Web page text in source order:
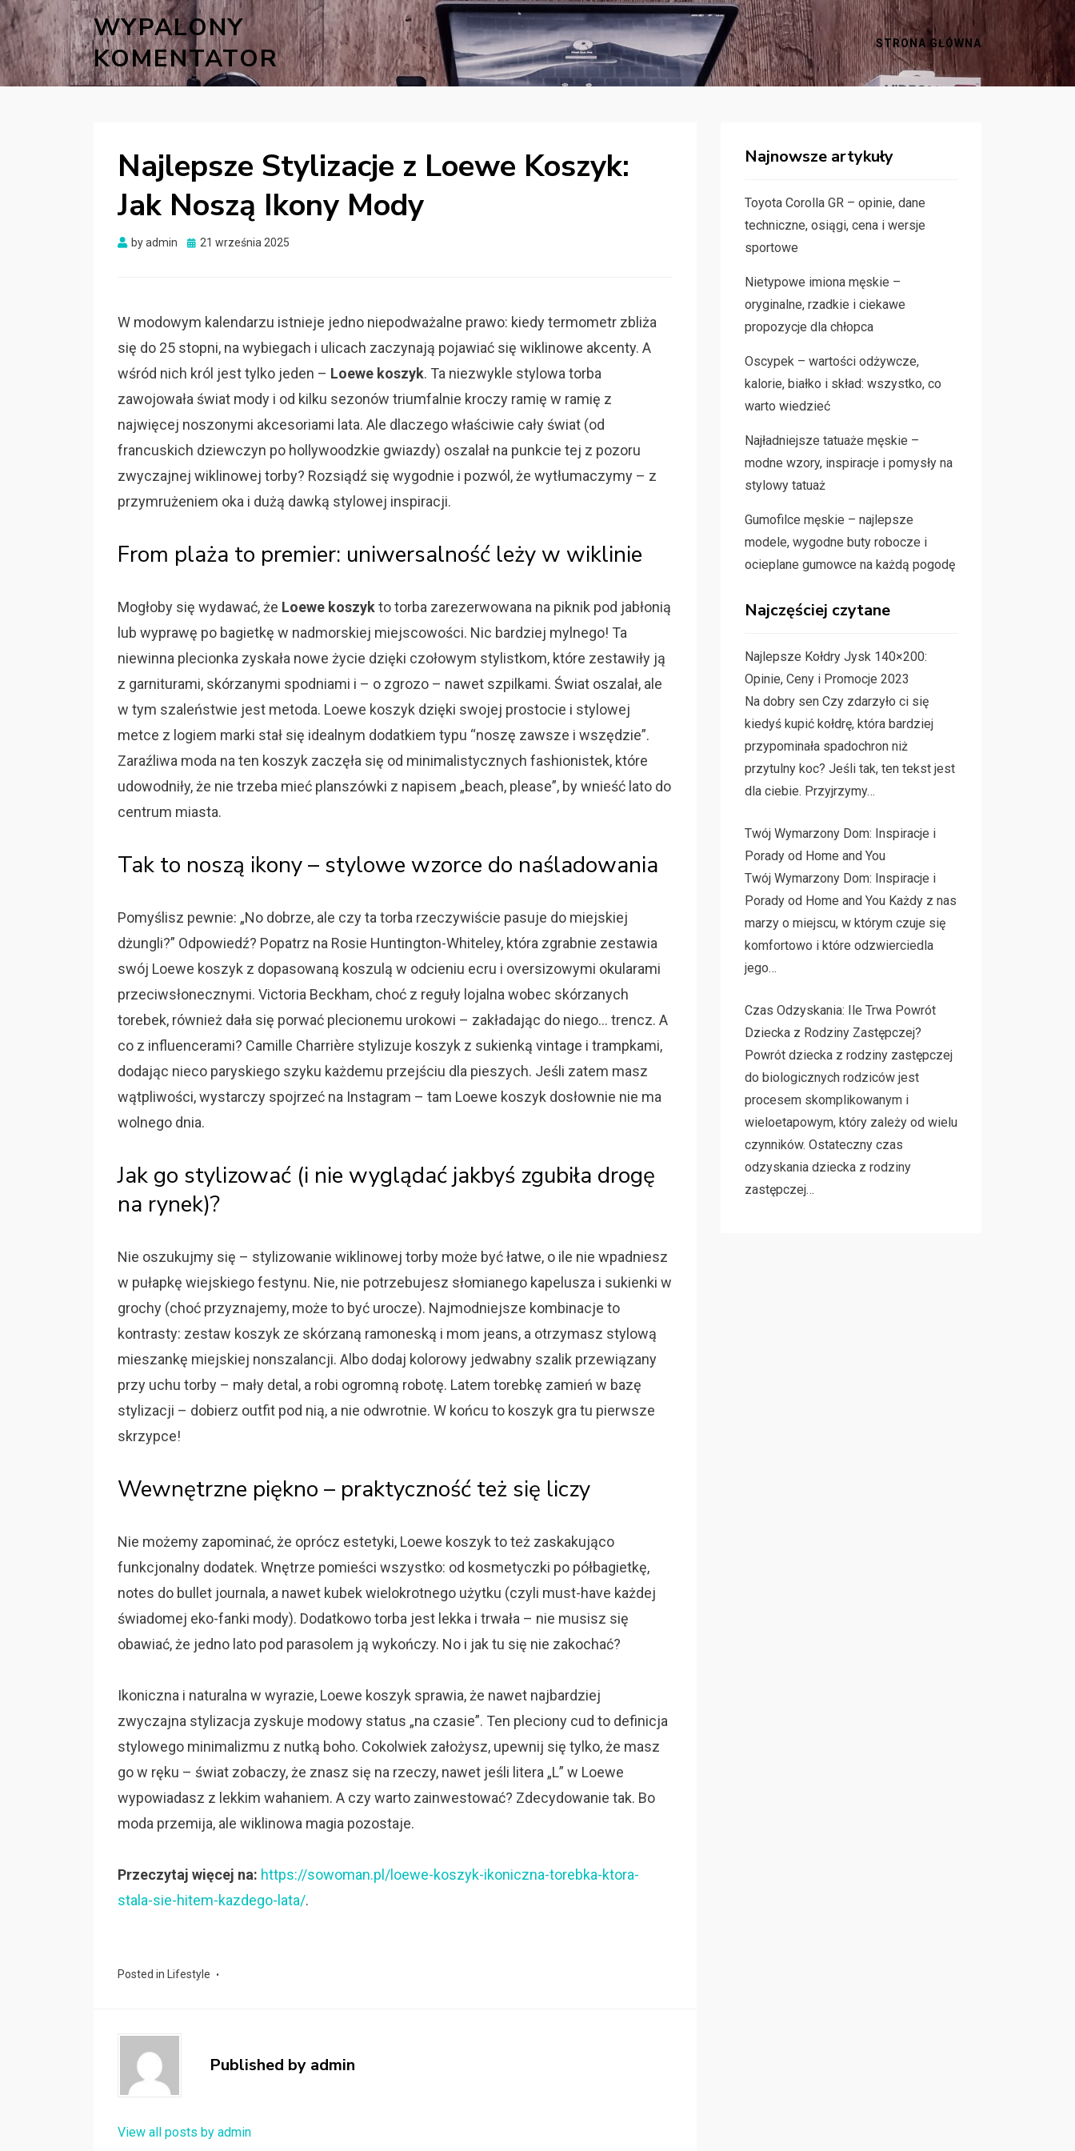
WYPALONY
KOMENTATOR
STRONA GŁÓWNA
Najlepsze Stylizacje z Loewe Koszyk:
Jak Noszą Ikony Mody
byadmin
Posted
21 września 2025
W modowym kalendarzu istnieje jedno niepodważalne prawo: kiedy termometr zbliża
się do 25 stopni, na wybiegach i ulicach zaczynają pojawiać się wiklinowe akcenty. A
wśród nich król jest tylko jeden – Loewe koszyk. Ta niezwykle stylowa torba
zawojowała świat mody i od kilku sezonów triumfalnie kroczy ramię w ramię z
najwięcej noszonymi akcesoriami lata. Ale dlaczego właściwie cały świat (od
francuskich dziewczyn po hollywoodzkie gwiazdy) oszalał na punkcie tej z pozoru
zwyczajnej wiklinowej torby? Rozsiądź się wygodnie i pozwól, że wytłumaczymy – z
przymrużeniem oka i dużą dawką stylowej inspiracji.
From plaża to premier: uniwersalność leży w wiklinie
Mogłoby się wydawać, że Loewe koszykto torba zarezerwowana na piknik pod jabłonią
lub wyprawę po bagietkę w nadmorskiej miejscowości. Nic bardziej mylnego! Ta
niewinna plecionka zyskała nowe życie dzięki czołowym stylistkom, które zestawiły ją
z garniturami, skórzanymi spodniami i – o zgrozo – nawet szpilkami. Świat oszalał, ale
w tym szaleństwie jest metoda. Loewe koszyk dzięki swojej prostocie i stylowej
metce z logiem marki stał się idealnym dodatkiem typu “noszę zawsze i wszędzie”.
Zaraźliwa moda na ten koszyk zaczęła się od minimalistycznych fashionistek, które
udowodniły, że nie trzeba mieć planszówki z napisem „beach, please”, by wnieść lato do
centrum miasta.
Tak to noszą ikony – stylowe wzorce do naśladowania
Pomyślisz pewnie: „No dobrze, ale czy ta torba rzeczywiście pasuje do miejskiej
dżungli?” Odpowiedź? Popatrz na Rosie Huntington-Whiteley, która zgrabnie zestawia
swój Loewe koszyk z dopasowaną koszulą w odcieniu ecru i oversizowymi okularami
przeciwsłonecznymi. Victoria Beckham, choć z reguły lojalna wobec skórzanych
torebek, również dała się porwać plecionemu urokowi – zakładając do niego… trencz. A
co z influencerami? Camille Charrière stylizuje koszyk z sukienką vintage i trampkami,
dodając nieco paryskiego szyku każdemu przejściu dla pieszych. Jeśli zatem masz
wątpliwości, wystarczy spojrzeć na Instagram – tam Loewe koszyk dosłownie nie ma
wolnego dnia.
Jak go stylizować (i nie wyglądać jakbyś zgubiła drogę
na rynek)?
Nie oszukujmy się – stylizowanie wiklinowej torby może być łatwe, o ile nie wpadniesz
w pułapkę wiejskiego festynu. Nie, nie potrzebujesz słomianego kapelusza i sukienki w
grochy (choć przyznajemy, może to być urocze). Najmodniejsze kombinacje to
kontrasty: zestaw koszyk ze skórzaną ramoneską i mom jeans, a otrzymasz stylową
mieszankę miejskiej nonszalancji. Albo dodaj kolorowy jedwabny szalik przewiązany
przy uchu torby – mały detal, a robi ogromną robotę. Latem torebkę zamień w bazę
stylizacji – dobierz outfit pod nią, a nie odwrotnie. W końcu to koszyk gra tu pierwsze
skrzypce!
Wewnętrzne piękno – praktyczność też się liczy
Nie możemy zapominać, że oprócz estetyki, Loewe koszyk to też zaskakująco
funkcjonalny dodatek. Wnętrze pomieści wszystko: od kosmetyczki po półbagietkę,
notes do bullet journala, a nawet kubek wielokrotnego użytku (czyli must-have każdej
świadomej eko-fanki mody). Dodatkowo torba jest lekka i trwała – nie musisz się
obawiać, że jedno lato pod parasolem ją wykończy. No i jak tu się nie zakochać?
Ikoniczna i naturalna w wyrazie, Loewe koszyk sprawia, że nawet najbardziej
zwyczajna stylizacja zyskuje modowy status „na czasie”. Ten pleciony cud to definicja
stylowego minimalizmu z nutką boho. Cokolwiek założysz, upewnij się tylko, że masz
go w ręku – świat zobaczy, że znasz się na rzeczy, nawet jeśli litera „L” w Loewe
wypowiadasz z lekkim wahaniem. A czy warto zainwestować? Zdecydowanie tak. Bo
moda przemija, ale wiklinowa magia pozostaje.
Przeczytaj więcej na: https://sowoman.pl/loewe-koszyk-ikoniczna-torebka-ktora-
stala-sie-hitem-kazdego-lata/.
Posted in Lifestyle
Published by admin
View all posts by admin
Najnowsze artykuły
Toyota Corolla GR – opinie, dane
techniczne, osiągi, cena i wersje
sportowe
Nietypowe imiona męskie –
oryginalne, rzadkie i ciekawe
propozycje dla chłopca
Oscypek – wartości odżywcze,
kalorie, białko i skład: wszystko, co
warto wiedzieć
Najładniejsze tatuaże męskie –
modne wzory, inspiracje i pomysły na
stylowy tatuaż
Gumofilce męskie – najlepsze
modele, wygodne buty robocze i
ocieplane gumowce na każdą pogodę
Najczęściej czytane
Najlepsze Kołdry Jysk 140×200:
Opinie, Ceny i Promocje 2023
Na dobry sen Czy zdarzyło ci się
kiedyś kupić kołdrę, która bardziej
przypominała spadochron niż
przytulny koc? Jeśli tak, ten tekst jest
dla ciebie. Przyjrzymy…
Twój Wymarzony Dom: Inspiracje i
Porady od Home and You
Twój Wymarzony Dom: Inspiracje i
Porady od Home and You Każdy z nas
marzy o miejscu, w którym czuje się
komfortowo i które odzwierciedla
jego…
Czas Odzyskania: Ile Trwa Powrót
Dziecka z Rodziny Zastępczej?
Powrót dziecka z rodziny zastępczej
do biologicznych rodziców jest
procesem skomplikowanym i
wieloetapowym, który zależy od wielu
czynników. Ostateczny czas
odzyskania dziecka z rodziny
zastępczej…